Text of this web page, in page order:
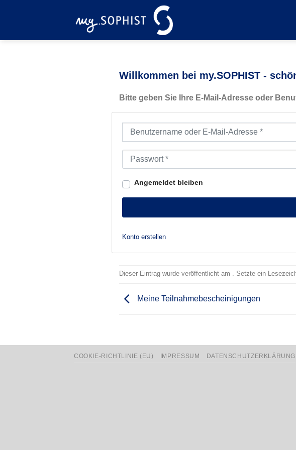
Willkommen bei my.SOPHIST -
Bitte geben Sie Ihre E-Mail-Adresse oder
Benutzername oder E-Mail-Adresse
Passwort
Angemeldet bleiben
Konto erstellen
Dieser Eintrag wurde veröffentlicht am . Setzte ein
Meine Teilnahmebescheinigungen
COOKIE-RICHTLINIE (EU) IMPRESSUM DATENSCHUTZERKLÄRUNG